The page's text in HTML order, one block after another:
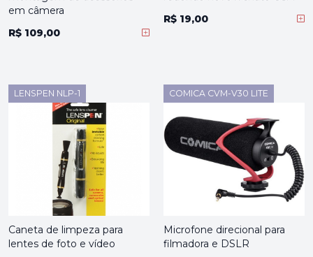
em câmera
R$ 109,00
R$ 19,00
LENSPEN NLP-1
Caneta de limpeza para
lentes de foto e vídeo
COMICA CVM-V30 LITE
Microfone direcional para
filmadora e DSLR